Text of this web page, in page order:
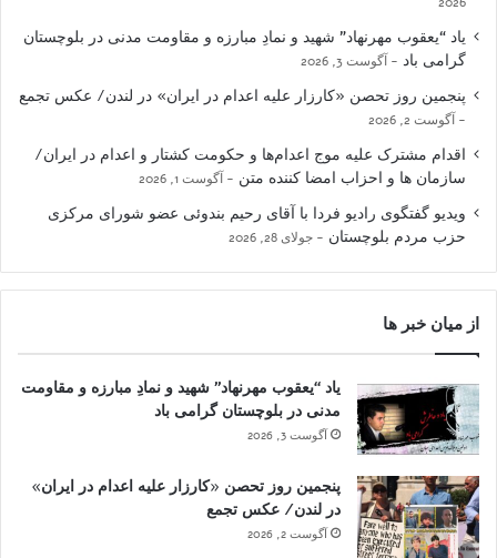
یاد “یعقوب مهرنهاد” شهید و نمادِ مبارزه و مقاومت مدنی در بلوچستان
گرامی باد
آگوست 3, 2026
پنجمین روز تحصن «کارزار علیه اعدام در ایران» در لندن/ عکس تجمع
آگوست 2, 2026
اقدام مشترک علیه موج اعدام‌ها و حکومت کشتار و اعدام در ایران/
سازمان ها و احزاب امضا کننده متن
آگوست 1, 2026
ویدیو گفتگوی رادیو فردا با آقای رحیم بندوئی عضو شورای مرکزی
حزب مردم بلوچستان
جولای 28, 2026
از میان خبر ها
یاد “یعقوب مهرنهاد” شهید و نمادِ مبارزه و مقاومت
مدنی در بلوچستان گرامی باد
آگوست 3, 2026
پنجمین روز تحصن «کارزار علیه اعدام در ایران»
در لندن/ عکس تجمع
آگوست 2, 2026